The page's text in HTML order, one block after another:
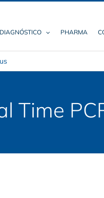
DIAGNÓSTICO PHARMA
Time